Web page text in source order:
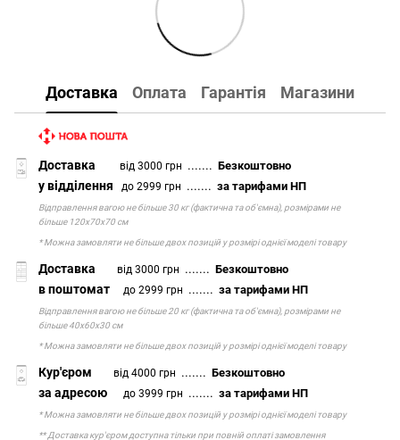
Доставка Оплата Гарантія Магазини
Доставка від 3000 грн .......Безкоштовно
у відділення до 2999 грн .......за тарифами НП
Відправлення вагою не більше 30 кг (фактична та об'ємна), розмірами не
більше 120х70х70 см
* Можна замовляти не більше двох позицій у розмірі однієї моделі товару
Доставка від 3000 грн .......Безкоштовно
в поштомат до 2999 грн .......за тарифами НП
Відправлення вагою не більше 20 кг (фактична та об'ємна), розмірами не
більше 40х60х30 см
* Можна замовляти не більше двох позицій у розмірі однієї моделі товару
Кур'єром від 4000 грн .......Безкоштовно
за адресою до 3999 грн .......за тарифами НП
* Можна замовляти не більше двох позицій у розмірі однієї моделі товару
** Доставка кур'єром доступна тільки при повній оплаті замовлення